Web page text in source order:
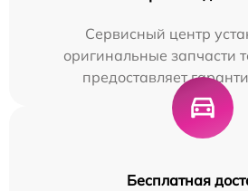
Сервисный центр
оригинальные запчасти
предоставляет
Бесплатная